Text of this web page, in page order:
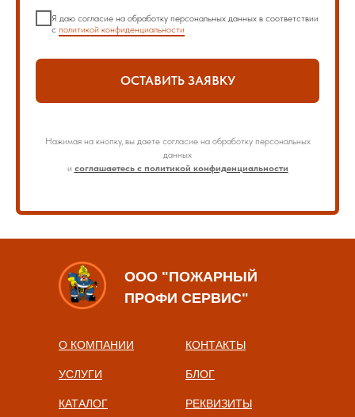
Я даю согласие на обработку персональных данных в соответствии
с политикой конфиденциальности
ОСТАВИТЬ ЗАЯВКУ
Нажимая на кнопку, вы даете согласие на обработку персональных
данных
и соглашаетесь с политикой конфиденциальности
ООО "ПОЖАРНЫЙ
ПРОФИ СЕРВИС"
О КОМПАНИИ
УСЛУГИ
КАТАЛОГ
КОНТАКТЫ
РЕКВИЗИТЫ
БЛОГ